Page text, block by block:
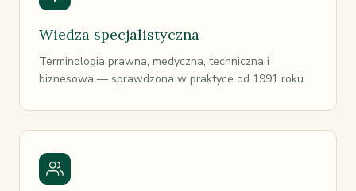
Wiedza specjalistyczna
Terminologia prawna, medyczna, techniczna i
biznesowa — sprawdzona w praktyce od 1991 roku.